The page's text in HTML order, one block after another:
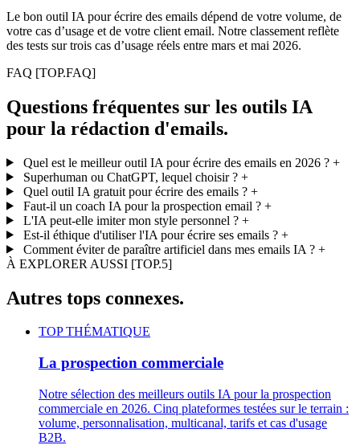
Le bon outil IA pour écrire des emails dépend de votre volume, de
votre cas d’usage et de votre client email. Notre classement reflète
des tests sur trois cas d’usage réels entre mars et mai 2026.
FAQ [TOP.FAQ]
Questions fréquentes sur les outils IA
pour la rédaction d'emails.
Quel est le meilleur outil IA pour écrire des emails en 2026 ? +
Superhuman ou ChatGPT, lequel choisir ? +
Quel outil IA gratuit pour écrire des emails ? +
Faut-il un coach IA pour la prospection email ? +
L'IA peut-elle imiter mon style personnel ? +
Est-il éthique d'utiliser l'IA pour écrire ses emails ? +
Comment éviter de paraître artificiel dans mes emails IA ? +
À EXPLORER AUSSI [TOP.5]
Autres tops connexes.
TOP THÉMATIQUE
La prospection commerciale
Notre sélection des meilleurs outils IA pour la prospection
commerciale en 2026. Cinq plateformes testées sur le terrain :
volume, personnalisation, multicanal, tarifs et cas d'usage
B2B.